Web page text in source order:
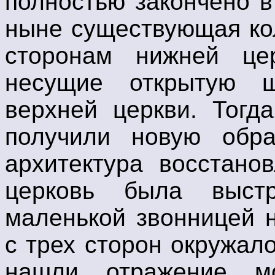
ныне существующая
сторонам нижней
несущие открытую
верхней церкви.
получили новую
архитектура
церковь была
маленькой звонницей
с трех сторон